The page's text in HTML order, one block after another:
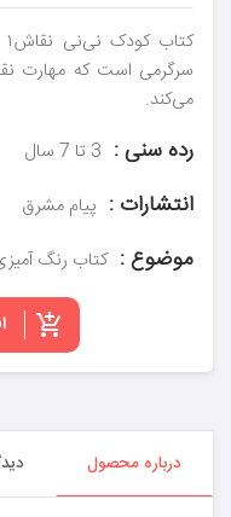
سرگرمی است که مهارت
می‌کند.
رده سنی : 3 تا 7 سال
انتشارات : پیام مشرق
موضوع : کتاب رنگ
درباره محصول